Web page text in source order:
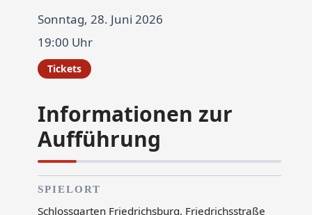
Sonntag, 28. Juni 2026
19:00 Uhr
Tickets
Informationen zur
Aufführung
SPIELORT
Schlossgarten Friedrichsburg, Friedrichsstraße